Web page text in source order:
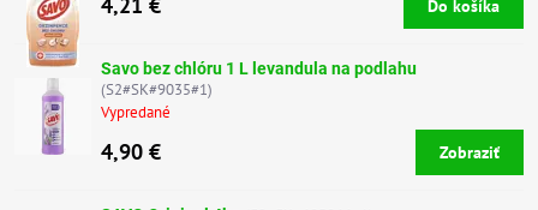
Do košíka
Savo bez chlóru 1 L levandula na podlahu
(S2#SK#9035#1)
Vypredané
4,90 € Zobraziť